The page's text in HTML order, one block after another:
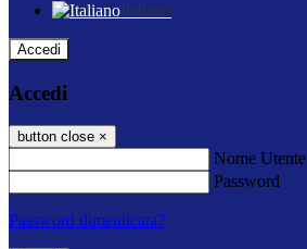
Italiano
Accedi
Accedi
button close ×
Nome Utente
Password
Password dimenticata?